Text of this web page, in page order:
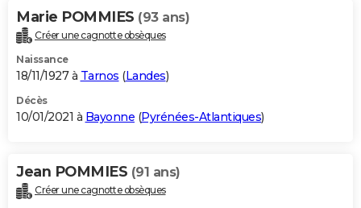
Marie POMMIES (93 ans)
Créer une cagnotte obsèques
Naissance
18/11/1927 à Tarnos (Landes)
Décès
10/01/2021 à Bayonne (Pyrénées-Atlantiques)
Jean POMMIES (91 ans)
Créer une cagnotte obsèques